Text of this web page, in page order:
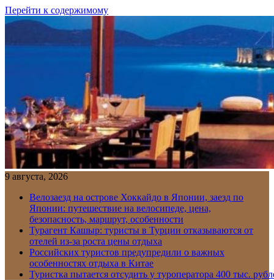
Перейти к содержимому
9 августа, 2026
Велозаезд на острове Хоккайдо в Японии, заезд по
Японии: путешествие на велосипеде, цена,
безопасность, маршрут, особенности
Турагент Кашыр: туристы в Турции отказываются от
отелей из-за роста цены отдыха
Российских туристов предупредили о важных
особенностях отдыха в Китае
Туристка пытается отсудить у туроператора 400 тыс.